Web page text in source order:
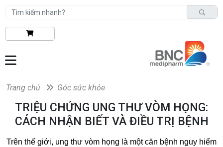
Trang chủ Góc sức khỏe
TRIỆU CHỨNG UNG THƯ VÒM HỌNG:
CÁCH NHẬN BIẾT VÀ ĐIỀU TRỊ BỆNH
Trên thế giới, ung thư vòm họng là một căn bệnh nguy hiểm